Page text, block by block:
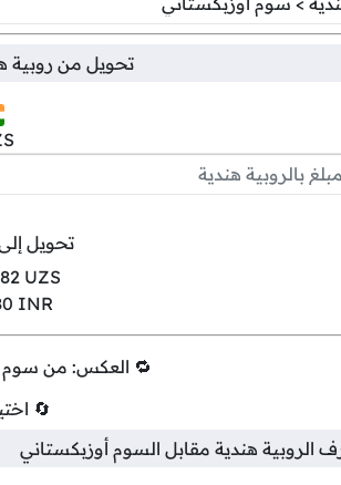
تحويل من روبية
تحويل
UZS
INR
🔁 العكس: من سوم
🔄
هندية مقابل السوم أوزبكستاني